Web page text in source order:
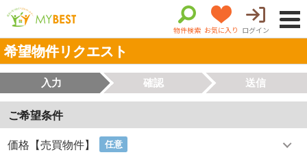
物件検索 お気に入り ログイン
希望物件リクエスト
入力 確認 送信
ご希望条件
価格【売買物件】 任意